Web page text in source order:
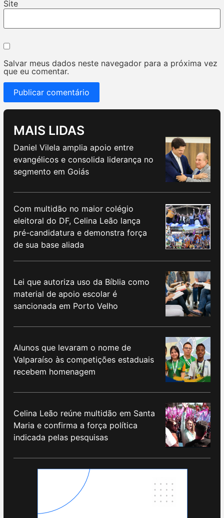
Site
Salvar meus dados neste navegador para a próxima vez
que eu comentar.
MAIS LIDAS
Daniel Vilela amplia apoio entre
evangélicos e consolida liderança no
segmento em Goiás
Com multidão no maior colégio
eleitoral do DF, Celina Leão lança
pré-candidatura e demonstra força
de sua base aliada
Lei que autoriza uso da Bíblia como
material de apoio escolar é
sancionada em Porto Velho
Alunos que levaram o nome de
Valparaíso às competições estaduais
recebem homenagem
Celina Leão reúne multidão em Santa
Maria e confirma a força política
indicada pelas pesquisas